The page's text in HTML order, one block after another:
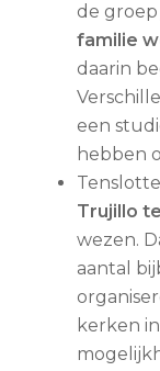
de groep
familie
daarin
een
hebben
Trujillo
wezen.
aantal
kerken